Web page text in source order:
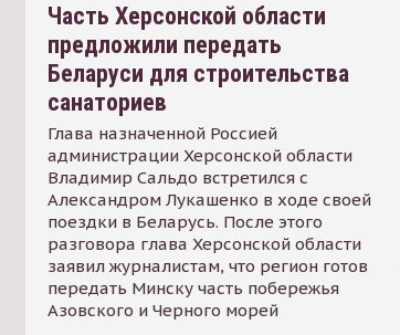
Часть Херсонской области
предложили передать
Беларуси для строительства
санаториев
Глава назначенной Россией
администрации Херсонской области
Владимир Сальдо встретился с
Александром Лукашенко в ходе своей
поездки в Беларусь. После этого
разговора глава Херсонской области
заявил журналистам, что регион готов
передать Минску часть побережья
Азовского и Черного морей